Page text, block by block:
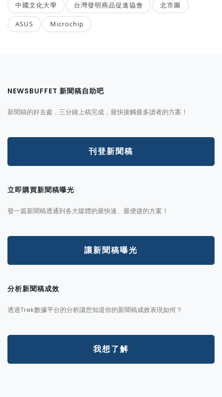
中國文化大學 台灣發明商品促進協會 北市圖
ASUS Microchip
NEWSBUFFET 新聞稿自助吧
新聞稿的好去處，三分鐘上稿完成，最快接觸最多讀者的方案！
刊登新聞稿
立即購買新聞稿曝光
發一篇新聞稿透通到各大媒體的最快速、最便捷的方案！
讓新聞稿曝光
分析新聞稿成效
透過Trek數據平台的分析讓您知道你的新聞稿成效表現如何？
我想了解